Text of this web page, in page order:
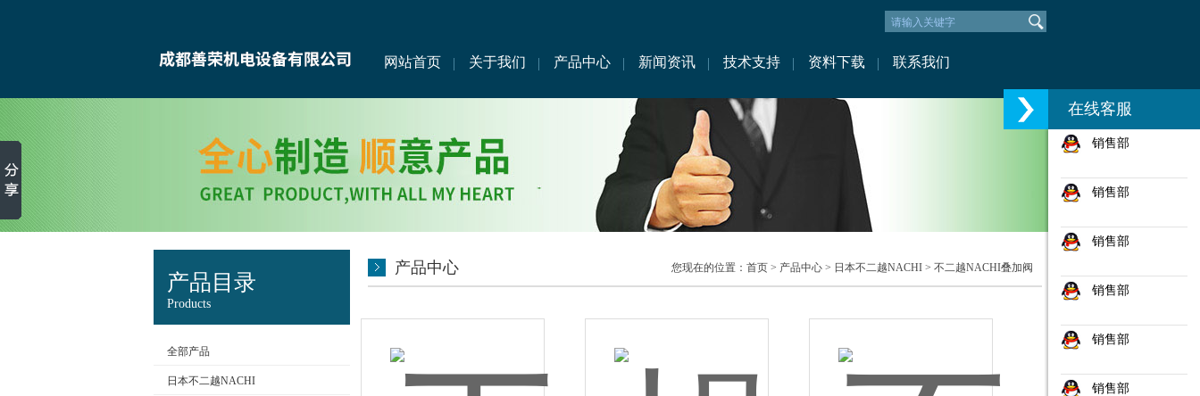
网站首页 关于我们 产品中心 新闻资讯 技术支持 资料下载 联系我们
产品目录
Products
全部产品
日本不二越NACHI
产品中心 您现在的位置： 首页 > 产品中心 > 日本不二越NACHI > 不二越NACHI叠加阀
在线客服
销售部
销售部
销售部
销售部
销售部
销售部